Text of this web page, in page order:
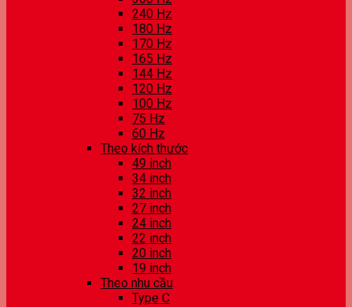
240 Hz
180 Hz
170 Hz
165 Hz
144 Hz
120 Hz
100 Hz
75 Hz
60 Hz
Theo kích thước
49 inch
34 inch
32 inch
27 inch
24 inch
22 inch
20 inch
19 inch
Theo nhu cầu
Type C